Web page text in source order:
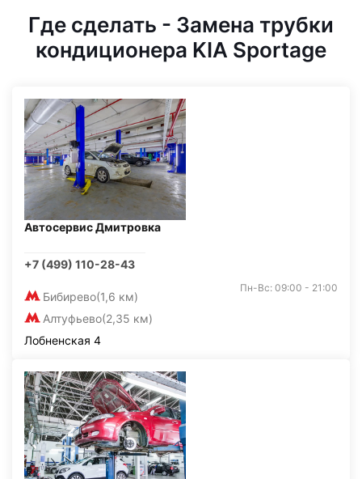
Где сделать - Замена трубки
кондиционера KIA Sportage
Автосервис Дмитровка
+7 (499) 110-28-43
Бибирево(1,6 км)
Алтуфьево(2,35 км)
Пн-Вс: 09:00 - 21:00
Лобненская 4